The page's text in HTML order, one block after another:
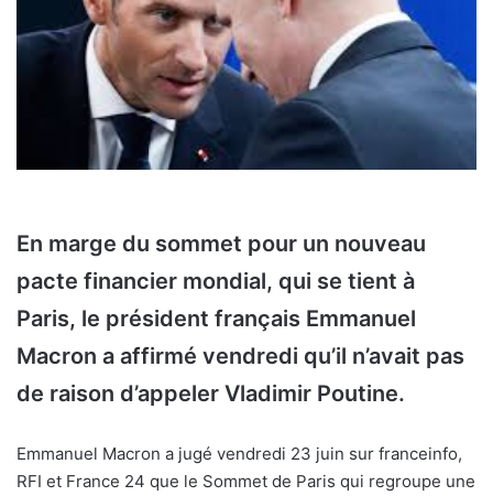
En marge du sommet pour un nouveau
pacte financier mondial, qui se tient à
Paris, le président français Emmanuel
Macron a affirmé vendredi qu’il n’avait pas
de raison d’appeler Vladimir Poutine.
Emmanuel Macron a jugé vendredi 23 juin sur franceinfo,
RFI et France 24 que le Sommet de Paris qui regroupe une